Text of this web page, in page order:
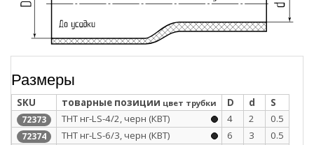
Размеры
SKU товарные позиции цвет трубки D d S
72373 ТНТ нг-LS-4/2, черн (КВТ) 4 2 0.5
72374 ТНТ нг-LS-6/3, черн (КВТ) 6 3 0.5